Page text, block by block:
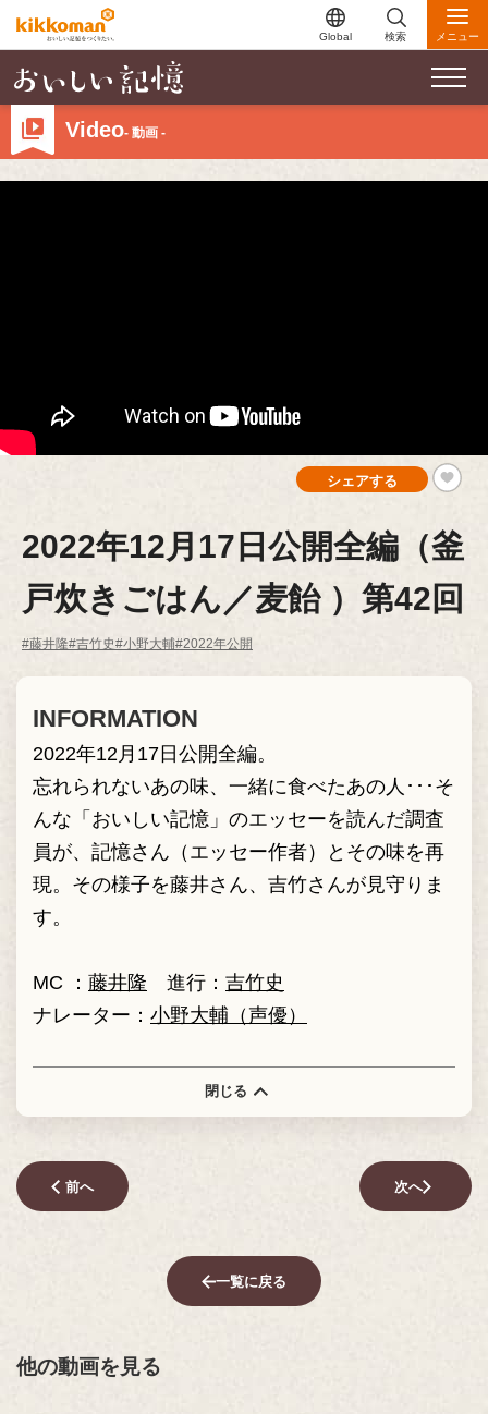
Global 検索 メニュー
Video- 動画 -
シェアする
2022年12月17日公開全編（釜
戸炊きごはん／麦飴 ）第42回
#藤井隆#吉竹史#小野大輔#2022年公開
INFORMATION
2022年12月17日公開全編。
忘れられないあの味、一緒に食べたあの人･･･そ
んな「おいしい記憶」のエッセーを読んだ調査
員が、記憶さん（エッセー作者）とその味を再
現。その様子を藤井さん、吉竹さんが見守りま
す。
MC ： 藤井隆 進行： 吉竹史
ナレーター： 小野大輔（声優）
閉じる
前へ 次へ
一覧に戻る
他の動画を見る